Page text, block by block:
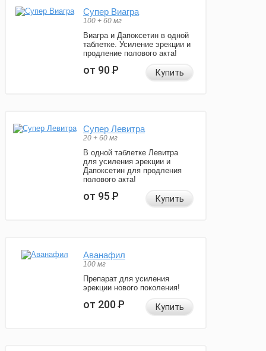
Супер Виагра
100 + 60 мг
Виагра и Дапоксетин в одной
таблетке. Усиление эрекции и
продление полового акта!
от 90Р Купить
Супер Левитра
20 + 60 мг
В одной таблетке Левитра
для усиления эрекции и
Дапоксетин для продления
полового акта!
от 95Р Купить
Аванафил
100 мг
Препарат для усиления
эрекции нового поколения!
от 200Р Купить